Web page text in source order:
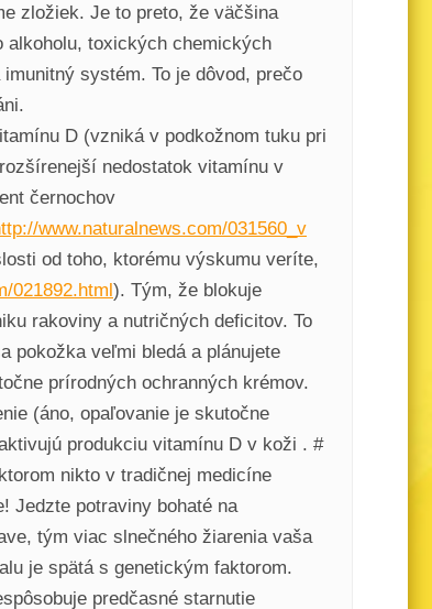
zložiek. Je to preto, že väčšina
alkoholu, toxických chemických
systém. To je dôvod, prečo
D (vzniká v podkožnom tuku pri
nedostatok vitamínu v
černochov
www.naturalnews.com/031560_v
od toho, ktorému výskumu veríte,
021892.html). Tým, že blokuje
rakoviny a nutričných deficitov. To
pokožka veľmi bledá a plánujete
prírodných ochranných krémov.
(áno, opaľovanie je skutočne
produkciu vitamínu D v koži . #
nikto v tradičnej medicíne
Jedzte potraviny bohaté na
tým viac slnečného žiarenia vaša
je spätá s genetickým faktorom.
predčasné starnutie